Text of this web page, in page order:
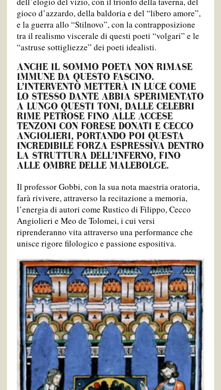
gioco d’azzardo, della baldoria e del “libero amore”,
e la guerra allo “Stilnovo”, con la contrapposizione
tra il realismo viscerale di questi poeti “volgari” e le
“astruse sottigliezze” dei poeti idealisti.
ANCHE IL SOMMO POETA NON RIMASE
IMMUNE DA QUESTO FASCINO.
L’INTERVENTO METTERÀ IN LUCE COME
LO STESSO DANTE ABBIA SPERIMENTATO
A LUNGO QUESTI TONI, DALLE CELEBRI
RIME PETROSE FINO ALLE ACCESE
TENZONI CON FORESE DONATI E CECCO
ANGIOLIERI, PORTANDO POI QUESTA
INCREDIBILE FORZA ESPRESSIVA DENTRO
LA STRUTTURA DELL’INFERNO, FINO
ALLE OMBRE DELLE MALEBOLGE.
Il professor Gobbi, con la sua nota maestria oratoria,
farà rivivere, attraverso la recitazione a memoria,
l’energia di autori come Rustico di Filippo, Cecco
Angiolieri e Meo de Tolomei, i cui versi
riprenderanno vita attraverso una performance che
unisce rigore filologico e passione espositiva.